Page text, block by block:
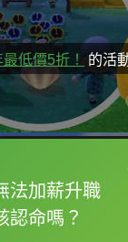
低價5折！ 的活
法加薪升職
認命嗎？
點兩下字幕可